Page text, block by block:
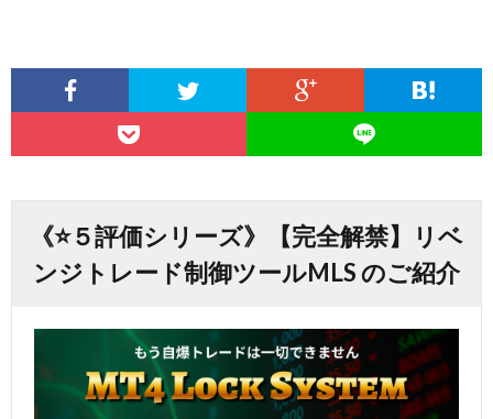
《⭐️５評価シリーズ》【完全解禁】リベ
ンジトレード制御ツールMLS のご紹介